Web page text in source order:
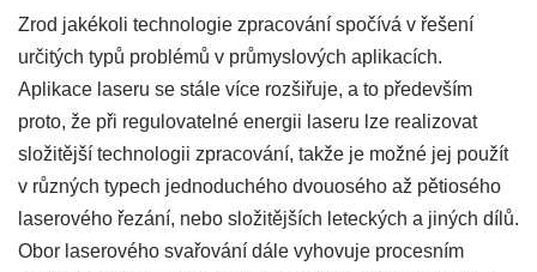
Zrod jakékoli technologie zpracování spočívá v řešení
určitých typů problémů v průmyslových aplikacích.
Aplikace laseru se stále více rozšiřuje, a to především
proto, že při regulovatelné energii laseru lze realizovat
složitější technologii zpracování, takže je možné jej použít
v různých typech jednoduchého dvouosého až pětiosého
laserového řezání, nebo složitějších leteckých a jiných dílů.
Obor laserového svařování dále vyhovuje procesním